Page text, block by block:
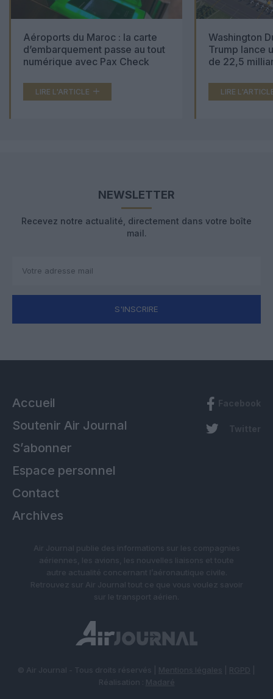
Aéroports du Maroc : la carte
d’embarquement passe au tout
numérique avec Pax Check
LIRE L'ARTICLE
Washington
Trump lance
de 22,5
LIRE
NEWSLETTER
Recevez notre actualité, directement dans votre boîte
mail.
S'INSCRIRE
Accueil
Soutenir Air Journal
S’abonner
Espace personnel
Contact
Archives